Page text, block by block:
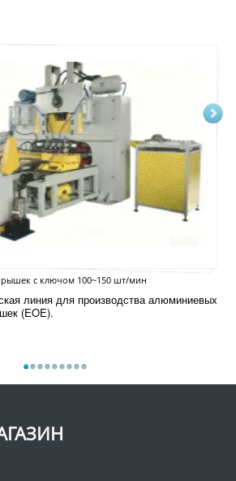
с ключом 100~150 шт/мин
линия для производства алюминиевых
(EOE).